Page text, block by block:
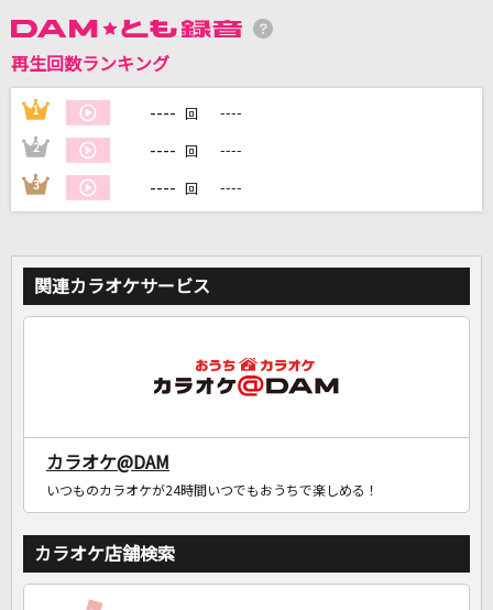
再生回数ランキング
1 ---- 回 ----
2 ---- 回 ----
3 ---- 回 ----
関連カラオケサービス
カラオケ@DAM
いつものカラオケが24時間いつでもおうちで楽しめる！
カラオケ店舗検索